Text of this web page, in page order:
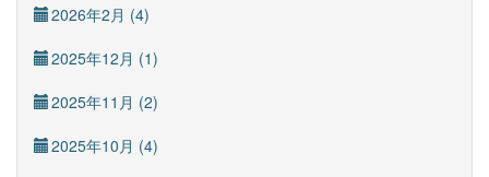
2026年2月 (4)
2025年12月 (1)
2025年11月 (2)
2025年10月 (4)